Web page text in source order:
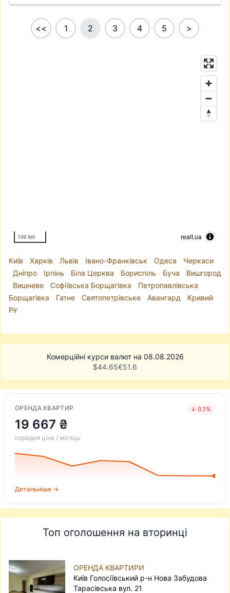
<< 1 2 3 4 5 >
100 km realt.ua
Київ Харків Львів Івано-Франківськ Одеса
Черкаси
Дніпро
Ірпінь Біла Церква Бориспіль Буча
Вишгород
Вишневе
Софіївська Борщагівка
Петропавлівська
Борщагівка
Гатне Святопетрівське Авангард
Кривий
Ріг
Комерційні курси валют на 08.08.2026
$44.65€51.6
ОРЕНДА КВАРТИР ↓ 0.1%
19 667 ₴
середня ціна / місяць
Детальніше →
Топ оголошення на вторинці
ОРЕНДА КВАРТИРИ
Київ Голосіївський р-н Нова Забудова
Тарасівська вул. 21